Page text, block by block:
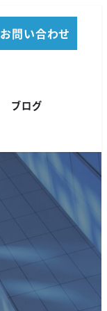
お問い合わせ
ブログ